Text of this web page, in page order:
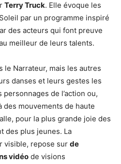
Terry Truck. Elle évoque les
par un programme inspiré
des acteurs qui font preuve
meilleur de leurs talents.
le Narrateur, mais les autres
danses et leurs gestes les
de l’action ou,
des mouvements de haute
pour la plus grande joie des
des plus jeunes. La
visible, repose sur de
vidéo de visions